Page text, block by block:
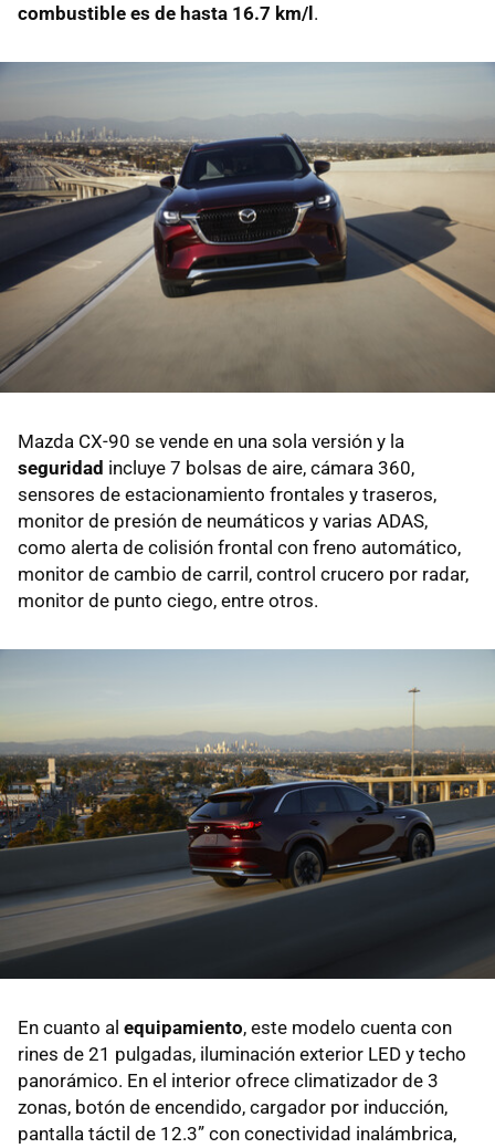
combustible es de hasta 16.7 km/l .
Mazda CX-90 se vende en una sola versión y la
seguridad incluye 7 bolsas de aire, cámara 360,
sensores de estacionamiento frontales y traseros,
monitor de presión de neumáticos y varias ADAS,
como alerta de colisión frontal con freno automático,
monitor de cambio de carril, control crucero por radar,
monitor de punto ciego, entre otros.
En cuanto al equipamiento, este modelo cuenta con
rines de 21 pulgadas, iluminación exterior LED y techo
panorámico. En el interior ofrece climatizador de 3
zonas, botón de encendido, cargador por inducción,
pantalla táctil de 12.3” con conectividad inalámbrica,